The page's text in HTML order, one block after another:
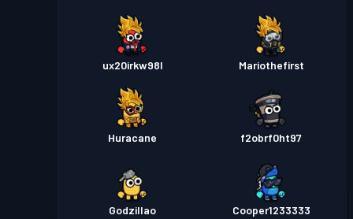
ux20irkw98l Mariothefirst
Huracane f2obrf0ht97
Godzillao Cooper1233333